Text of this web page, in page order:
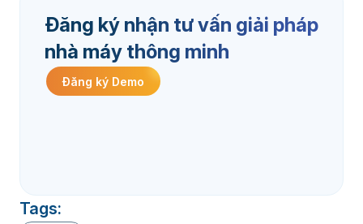
Đăng ký nhận tư vấn giải pháp
nhà máy thông minh
Đăng ký Demo
Tags: